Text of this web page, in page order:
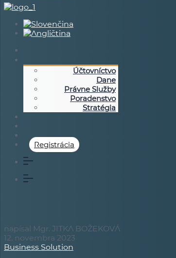
Účtovníctvo
Dane
Právne Služby
Poradenstvo
Stratégia
Registrácia
napísal Mgr. JITKA BOŽEKOVÁ
12. novembra 2023
Business Solution